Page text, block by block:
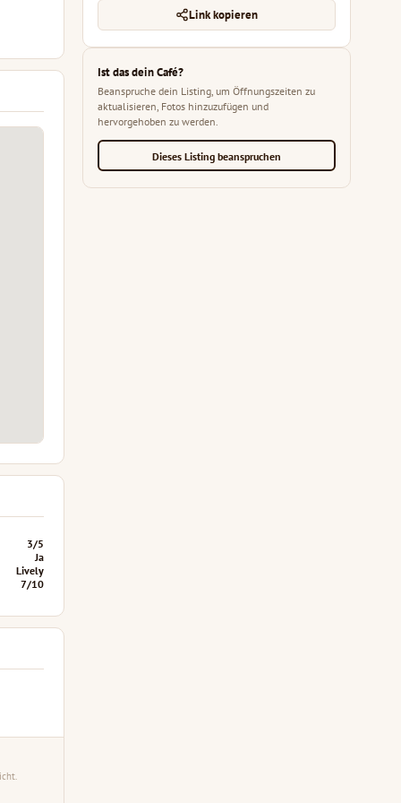
3/5
Ja
Lively
7/10
Link kopieren
Ist das dein Café?
Beanspruche dein Listing, um Öffnungszeiten zu
aktualisieren, Fotos hinzuzufügen und
hervorgehoben zu werden.
Dieses Listing beanspruchen